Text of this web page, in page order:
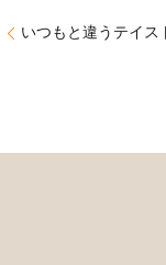
いつもと違うテイス